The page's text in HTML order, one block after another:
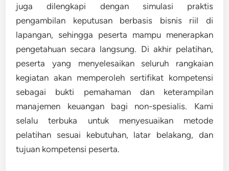
juga dilengkapi dengan simulasi praktis
pengambilan keputusan berbasis bisnis riil di
lapangan, sehingga peserta mampu menerapkan
pengetahuan secara langsung. Di akhir pelatihan,
peserta yang menyelesaikan seluruh rangkaian
kegiatan akan memperoleh sertifikat kompetensi
sebagai bukti pemahaman dan keterampilan
manajemen keuangan bagi non-spesialis. Kami
selalu terbuka untuk menyesuaikan metode
pelatihan sesuai kebutuhan, latar belakang, dan
tujuan kompetensi peserta.